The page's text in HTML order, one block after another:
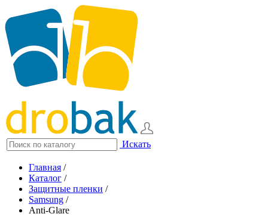
Искать
Главная /
Каталог /
Защитные пленки /
Samsung /
Anti-Glare